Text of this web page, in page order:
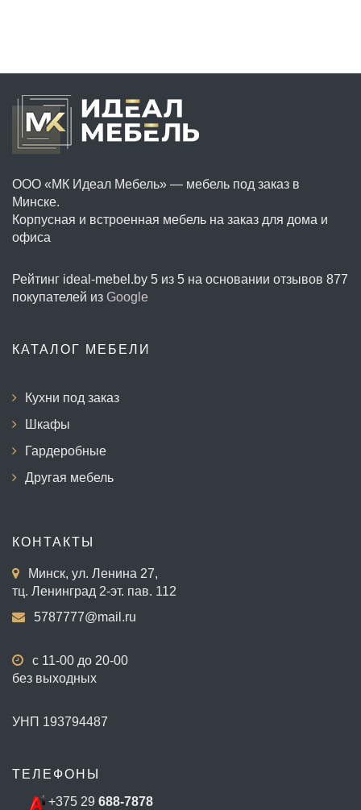
ООО «МК Идеал Мебель» — мебель под заказ в
Минске.
Корпусная и встроенная мебель на заказ для дома и
офиса
Рейтинг ideal-mebel.by 5 из 5 на основании отзывов 877
покупателей из Google
КАТАЛОГ МЕБЕЛИ
Кухни под заказ
Шкафы
Гардеробные
Другая мебель
КОНТАКТЫ
Минск, ул. Ленина 27,
тц. Ленинград 2-эт. пав. 112
5787777@mail.ru
с 11-00 до 20-00
без выходных
УНП 193794487
ТЕЛЕФОНЫ
+375 29 688-7878